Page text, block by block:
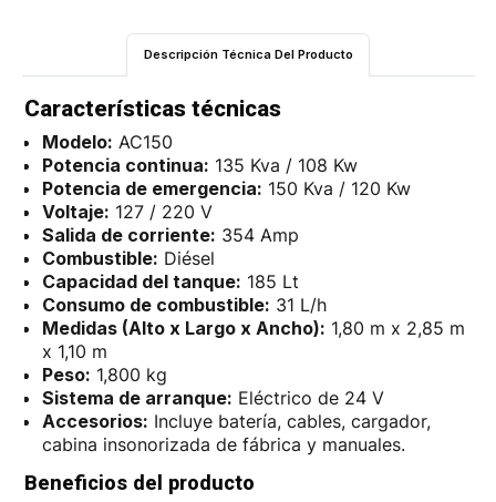
Descripción Técnica Del Producto
Características técnicas
Modelo: AC150
Potencia continua: 135 Kva / 108 Kw
Potencia de emergencia: 150 Kva / 120 Kw
Voltaje: 127 / 220 V
Salida de corriente: 354 Amp
Combustible: Diésel
Capacidad del tanque: 185 Lt
Consumo de combustible: 31 L/h
Medidas (Alto x Largo x Ancho): 1,80 m x 2,85 m
x 1,10 m
Peso: 1,800 kg
Sistema de arranque: Eléctrico de 24 V
Accesorios: Incluye batería, cables, cargador,
cabina insonorizada de fábrica y manuales.
Beneficios del producto